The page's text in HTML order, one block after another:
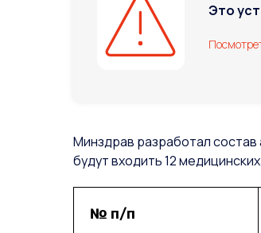
Это
Минздрав разработал
будут входить 12
№ п/п